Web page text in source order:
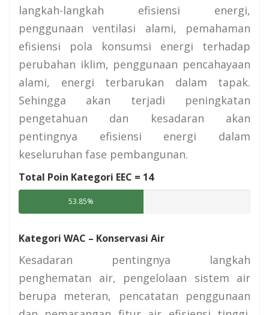
langkah-langkah efisiensi energi,
penggunaan ventilasi alami, pemahaman
efisiensi pola konsumsi energi terhadap
perubahan iklim, penggunaan pencahayaan
alami, energi terbarukan dalam tapak.
Sehingga akan terjadi peningkatan
pengetahuan dan kesadaran akan
pentingnya efisiensi energi dalam
keseluruhan fase pembangunan.
Total Poin Kategori EEC = 14
53.85%
Kategori WAC – Konservasi Air
Kesadaran pentingnya langkah
penghematan air, pengelolaan sistem air
berupa meteran, pencatatan penggunaan